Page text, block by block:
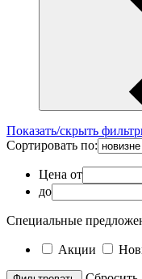
Показать/скрыть
Сортировать по:
Цена от
до
Специальные
Акции